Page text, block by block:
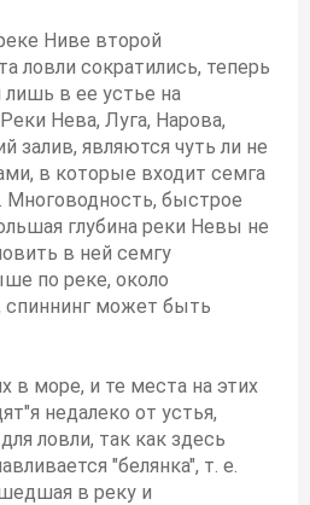
Ниве второй
ловли сократились, теперь
в ее устье на
Нева, Луга, Нарова,
залив, являются чуть ли не
в которые входит семга
Многоводность, быстрое
глубина реки Невы не
в ней семгу
по реке, около
спиннинг может быть
в море, и те места на этих
недалеко от устья,
ловли, так как здесь
"белянка", т. е.
в реку и